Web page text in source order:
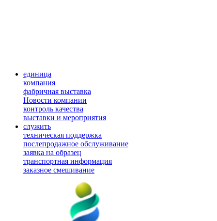
единица
компания
фабричная выставка
Новости компании
контроль качества
выставки и мероприятия
служить
техническая поддержка
послепродажное обслуживание
заявка на образец
транспортная информация
заказное смешивание